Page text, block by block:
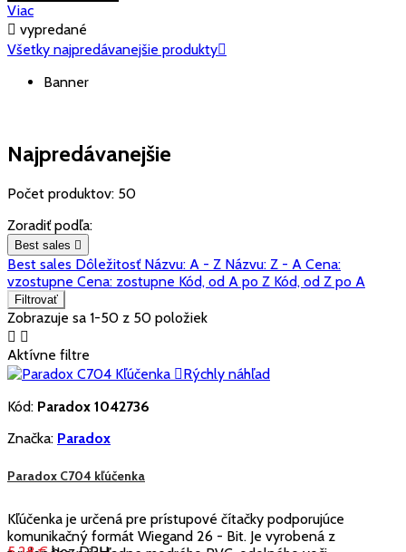
Viac
 vypredané
Všetky najpredávanejšie produkty
Banner
Najpredávanejšie
Počet produktov: 50
Zoradiť podľa:
Best sales 
Best sales Dôležitosť Názvu: A - Z Názvu: Z - A Cena:
vzostupne Cena: zostupne Kód, od A po Z Kód, od Z po A
Filtrovať
Zobrazuje sa 1-50 z 50 položiek
 
Aktívne filtre
Rýchly náhľad
Kód: Paradox 1042736
Značka: Paradox
Paradox C704 kľúčenka
Kľúčenka je určená pre prístupové čítačky podporujúce
komunikačný formát Wiegand 26 - Bit. Je vyrobená z